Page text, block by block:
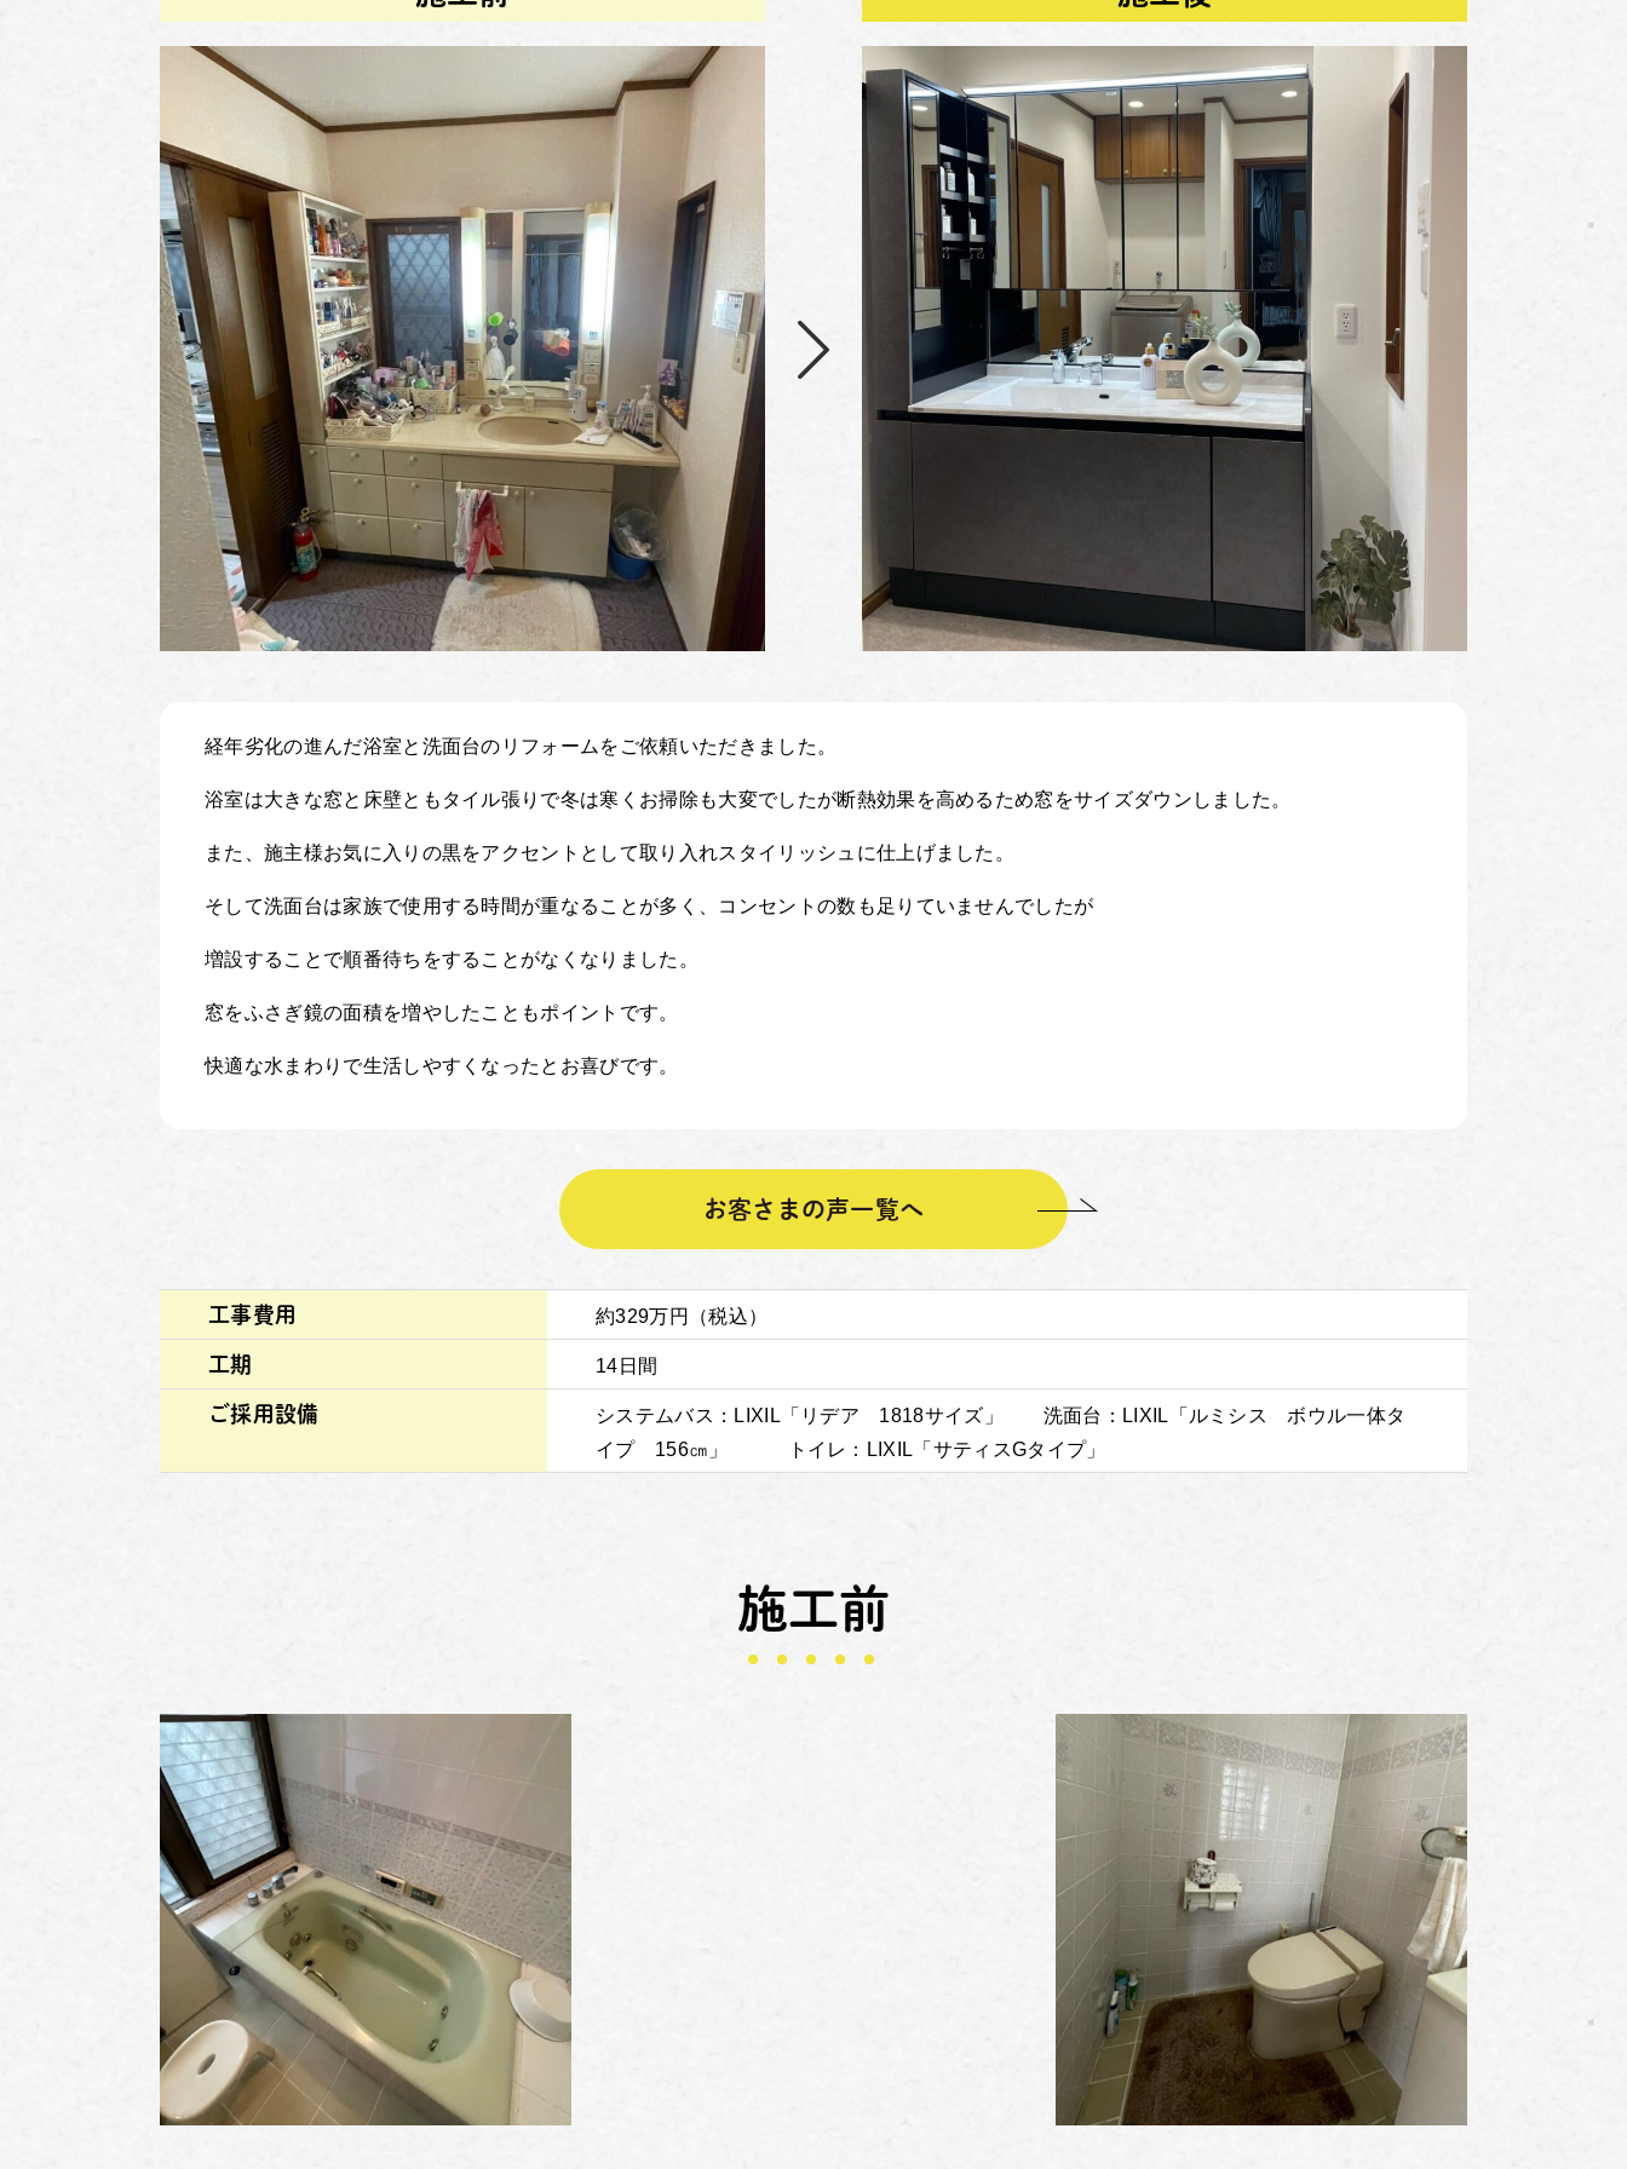
経年劣化の進んだ浴室と洗面台のリフォームをご依頼いただきました。
浴室は大きな窓と床壁ともタイル張りで冬は寒くお掃除も大変でしたが断熱効果を高めるため窓をサイズダウンしました。
また、施主様お気に入りの黒をアクセントとして取り入れスタイリッシュに仕上げました。
そして洗面台は家族で使用する時間が重なることが多く、コンセントの数も足りていませんでしたが
増設することで順番待ちをすることがなくなりました。
窓をふさぎ鏡の面積を増やしたこともポイントです。
快適な水まわりで生活しやすくなったとお喜びです。
お客さまの声一覧へ
工事費用 約329万円（税込）
工期 14日間
ご採用設備
システムバス：LIXIL「リデア 1818サイズ」 洗面台：LIXIL「ルミシス ボウル一体タ
イプ 156㎝」 トイレ：LIXIL「サティスGタイプ」
施工前